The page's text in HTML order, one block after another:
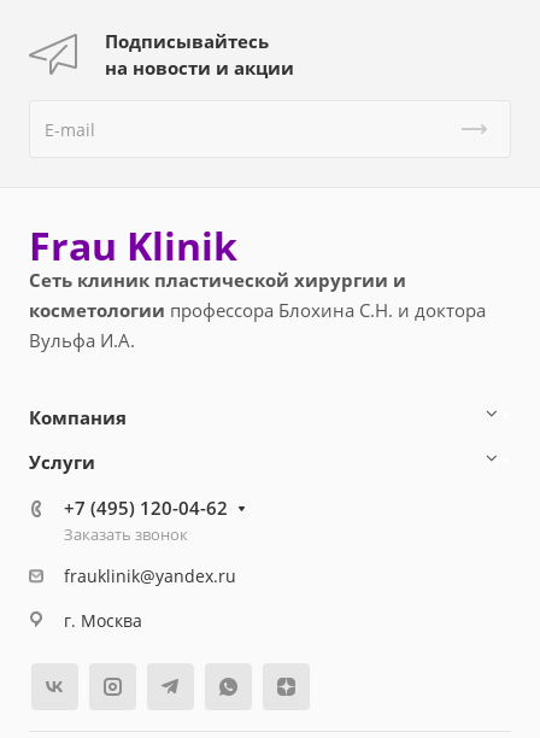
Подписывайтесь
на новости и акции
Frau Klinik
Сеть клиник пластической хирургии и
косметологии профессора Блохина С.Н. и доктора
Вульфа И.А.
Компания
Услуги
+7 (495) 120-04-62
Заказать звонок
frauklinik@yandex.ru
г. Москва